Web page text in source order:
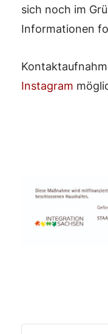
sich noch im
Informationen
Instagram